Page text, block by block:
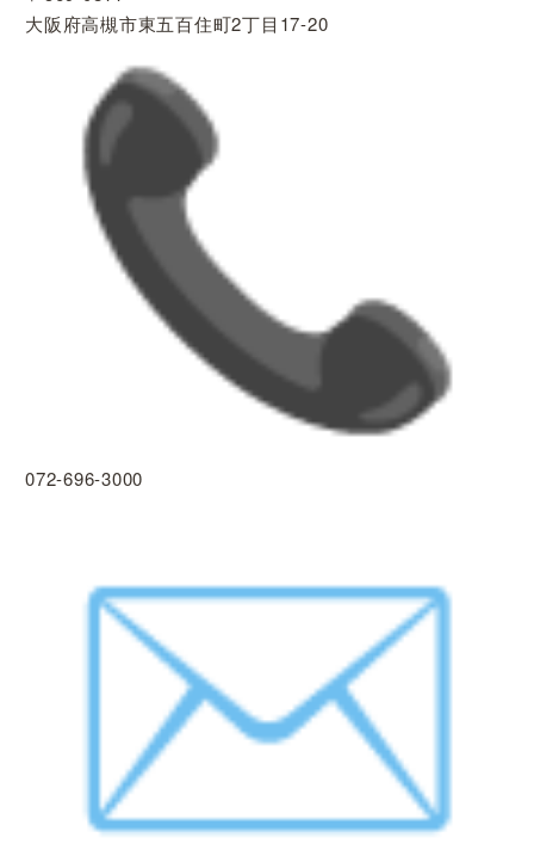
大阪府高槻市東五百住町2丁目17-20
072-696-3000